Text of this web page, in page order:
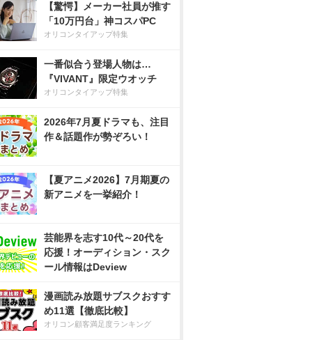
【驚愕】メーカー社員が推す
「10万円台」神コスパPC
オリコンタイアップ特集
一番似合う登場人物は…
『VIVANT』限定ウオッチ
オリコンタイアップ特集
2026年7月夏ドラマも、注目
作＆話題作が勢ぞろい！
【夏アニメ2026】7月期夏の
新アニメを一挙紹介！
芸能界を志す10代～20代を
応援！オーディション・スク
ール情報はDeview
漫画読み放題サブスクおすす
め11選【徹底比較】
オリコン顧客満足度ランキング